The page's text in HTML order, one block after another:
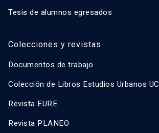
Tesis de alumnos egresados
Colecciones y revistas
Documentos de trabajo
Colección de Libros Estudios Urbanos UC
Revista EURE
Revista PLANEO